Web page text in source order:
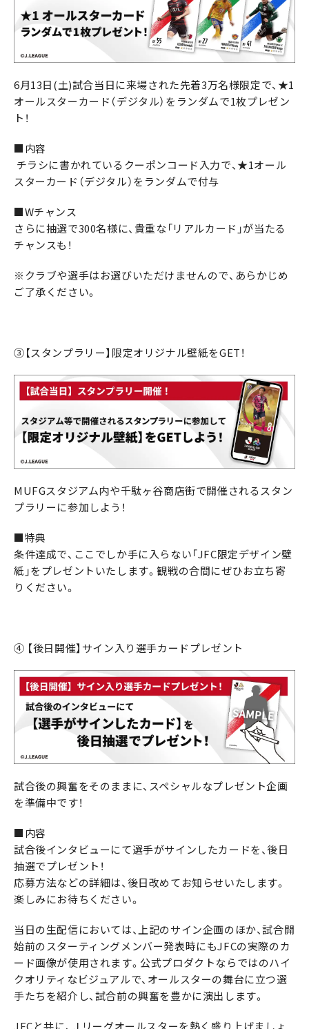
6月13日(土)試合当日に来場された先着3万名様限定で、★1
オールスターカード（デジタル）をランダムで1枚プレゼン
ト！
■内容
チラシに書かれているクーポンコード入力で、★1オール
スターカード（デジタル）をランダムで付与
■Wチャンス
さらに抽選で300名様に、貴重な「リアルカード」が当たる
チャンスも！
※クラブや選手はお選びいただけませんので、あらかじめ
ご了承ください。
③【スタンプラリー】限定オリジナル壁紙をGET！
MUFGスタジアム内や千駄ヶ谷商店街で開催されるスタン
プラリーに参加しよう！
■特典
条件達成で、ここでしか手に入らない「JFC限定デザイン壁
紙」をプレゼントいたします。観戦の合間にぜひお立ち寄
りください。
④ 【後日開催】サイン入り選手カードプレゼント
試合後の興奮をそのままに、スペシャルなプレゼント企画
を準備中です！
■内容
試合後インタビューにて選手がサインしたカードを、後日
抽選でプレゼント！
応募方法などの詳細は、後日改めてお知らせいたします。
楽しみにお待ちください。
当日の生配信においては、上記のサイン企画のほか、試合開
始前のスターティングメンバー発表時にもJFCの実際のカ
ード画像が使用されます。公式プロダクトならではのハイ
クオリティなビジュアルで、オールスターの舞台に立つ選
手たちを紹介し、試合前の興奮を豊かに演出します。
JFCと共に、Ｊリーグオールスターを熱く盛り上げましょ